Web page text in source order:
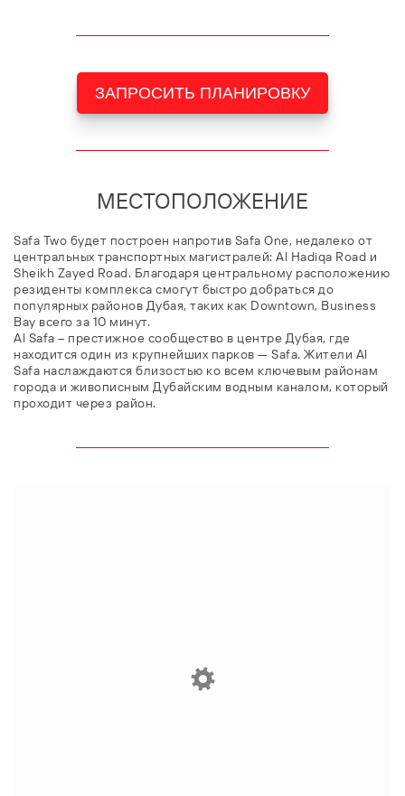
ЗАПРОСИТЬ ПЛАНИРОВКУ
МЕСТОПОЛОЖЕНИЕ
Safa Two будет построен напротив Safa One, недалеко от
центральных транспортных магистралей: Al Hadiqa Road и
Sheikh Zayed Road. Благодаря центральному расположению
резиденты комплекса смогут быстро добраться до
популярных районов Дубая, таких как Downtown, Business
Bay всего за 10 минут.
Al Safa – престижное сообщество в центре Дубая, где
находится один из крупнейших парков — Safa. Жители Al
Safa наслаждаются близостью ко всем ключевым районам
города и живописным Дубайским водным каналом, который
проходит через район.